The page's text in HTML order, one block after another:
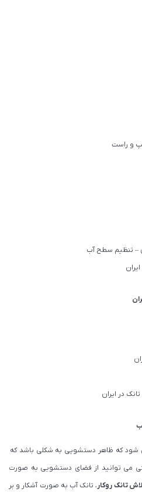
و راست
– تنظیم سطح آب
در ایران
که ظاهر دستشویی به شکلی باشد که
می توانید از فضای دستشویی به صورت
تانک روکار، تانک آب به صورت آشکار و بر